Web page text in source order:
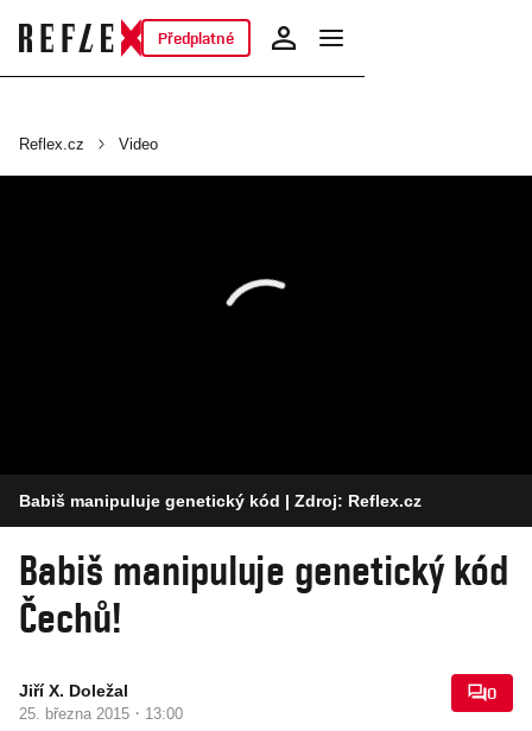
Předplatné
Reflex.cz Video
Babiš manipuluje genetický kód | Zdroj: Reflex.cz
Babiš manipuluje genetický kód
Čechů!
Jiří X. Doležal
25. března 2015 · 13:00
0